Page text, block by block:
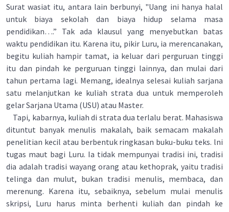
Surat wasiat itu, antara lain berbunyi, "Uang ini hanya halal
untuk biaya sekolah dan biaya hidup selama masa
pendidikan….” Tak ada klausul yang menyebutkan batas
waktu pendidikan itu. Karena itu, pikir Luru, ia merencanakan,
begitu kuliah hampir tamat, ia keluar dari perguruan tinggi
itu dan pindah ke perguruan tinggi lainnya, dan mulai dari
tahun pertama lagi. Memang, idealnya selesai kuliah sarjana
satu melanjutkan ke kuliah strata dua untuk memperoleh
gelar Sarjana Utama (USU) atau Master.
Tapi, kabarnya, kuliah di strata dua terlalu berat. Mahasiswa
dituntut banyak menulis makalah, baik semacam makalah
penelitian kecil atau berbentuk ringkasan buku-buku teks. lni
tugas maut bagi Luru. Ia tidak mempunyai tradisi ini, tradisi
dia adalah tradisi wayang orang atau kethoprak, yaitu tradisi
telinga dan mulut, bukan tradisi menulis, membaca, dan
merenung. Karena itu, sebaiknya, sebelum mulai menulis
skripsi, Luru harus minta berhenti kuliah dan pindah ke